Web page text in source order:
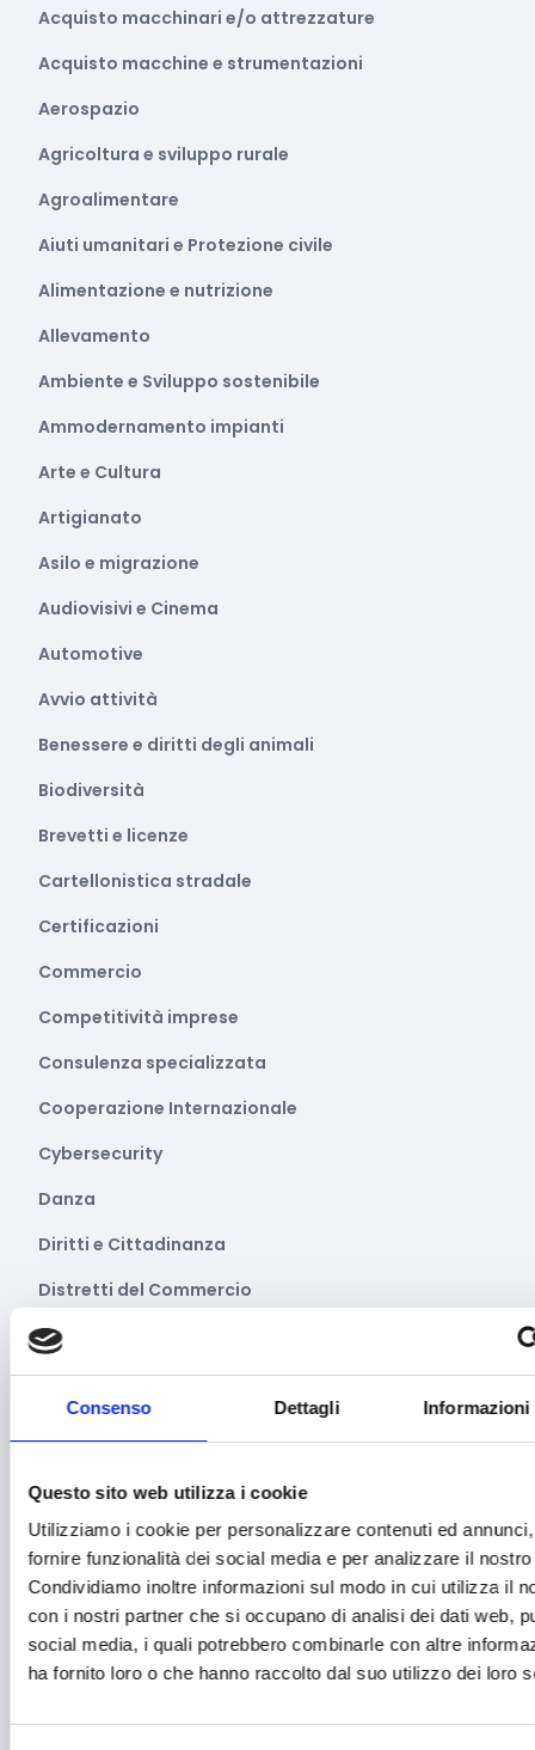
Consenso Dettagli Informazioni
Questo sito web utilizza i cookie
Utilizziamo i cookie per personalizzare contenuti ed
fornire funzionalità dei social media e per analizzare il
Condividiamo inoltre informazioni sul modo in cui utilizza il
con i nostri partner che si occupano di analisi dei dati web,
social media, i quali potrebbero combinarle con altre
ha fornito loro o che hanno raccolto dal suo utilizzo dei loro
Acquisto macchinari e/o attrezzature
Acquisto macchine e strumentazioni
Aerospazio
Agricoltura e sviluppo rurale
Agroalimentare
Aiuti umanitari e Protezione civile
Alimentazione e nutrizione
Allevamento
Ambiente e Sviluppo sostenibile
Ammodernamento impianti
Arte e Cultura
Artigianato
Asilo e migrazione
Audiovisivi e Cinema
Automotive
Avvio attività
Benessere e diritti degli animali
Biodiversità
Brevetti e licenze
Cartellonistica stradale
Certificazioni
Commercio
Competitività imprese
Consulenza specializzata
Cooperazione Internazionale
Cybersecurity
Danza
Diritti e Cittadinanza
Distretti del Commercio
E-commerce
Economia circolare
Educazione e istruzione
Emittenti radiofoniche
Energie Rinnovabili
Farmaceutico